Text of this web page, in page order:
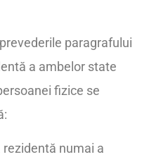
paragrafului
a ambelor state
fizice se
numai a